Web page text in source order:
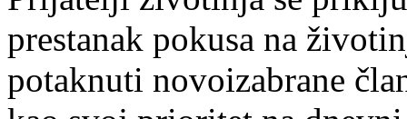
prestanak pokusa na
potaknuti novoizabrane